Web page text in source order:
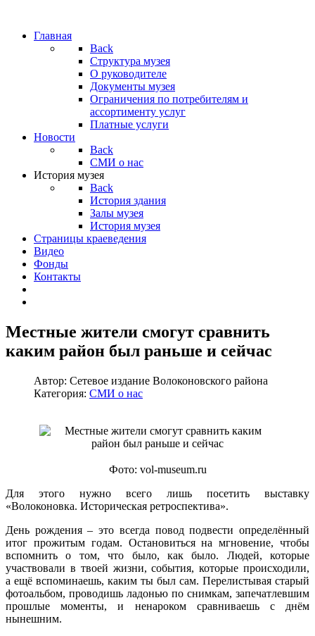
Главная
Back
Структура музея
О руководителе
Документы музея
Ограничения по потребителям и
ассортименту услуг
Платные услуги
Новости
Back
СМИ о нас
История музея
Back
История здания
Залы музея
История музея
Страницы краеведения
Видео
Фонды
Контакты
Местные жители смогут сравнить
каким район был раньше и сейчас
Автор: Сетевое издание Волоконовского района
Категория: СМИ о нас
Фото: vol-museum.ru
Для этого нужно всего лишь посетить выставку
«Волоконовка. Историческая ретроспектива».
День рождения – это всегда повод подвести определённый
итог прожитым годам. Остановиться на мгновение, чтобы
вспомнить о том, что было, как было. Людей, которые
участвовали в твоей жизни, события, которые происходили,
а ещё вспоминаешь, каким ты был сам. Перелистывая старый
фотоальбом, проводишь ладонью по снимкам, запечатлевшим
прошлые моменты, и ненароком сравниваешь с днём
нынешним.